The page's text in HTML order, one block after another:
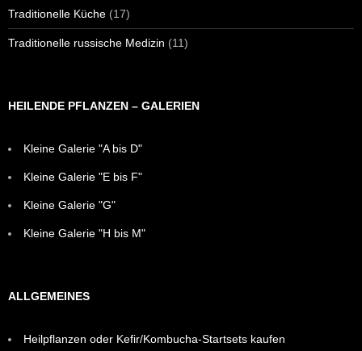
Traditionelle Küche (17)
Traditionelle russische Medizin (11)
HEILENDE PFLANZEN – GALERIEN
Kleine Galerie "A bis D"
Kleine Galerie "E bis F"
Kleine Galerie "G"
Kleine Galerie "H bis M"
ALLGEMEINES
Heilpflanzen oder Kefir/Kombucha-Startsets kaufen